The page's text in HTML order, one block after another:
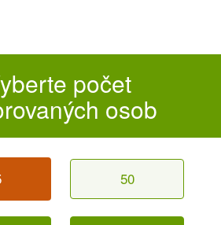
počet
osob
50